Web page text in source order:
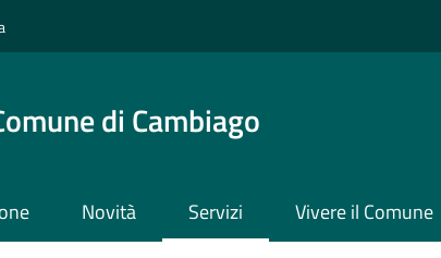
di Cambiago
Novità Servizi Vivere il Comune